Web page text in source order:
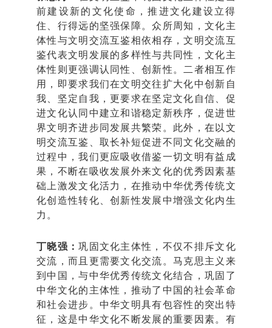
前建设新的文化使命，推进文化建设立得
住、行得远的坚强保障。众所周知，文化主
体性与文明交流互鉴相依相存，文明交流互
鉴代表文明发展的多样性与共同性，文化主
体性则更强调认同性、创新性。二者相互作
用，即要求我们在文明交往扩大化中创新自
我、坚定自我，更要求在坚定文化自信、促
进文化认同中建立和谐稳定新秩序，促进世
界文明齐进步同发展共繁荣。此外，在以文
明交流互鉴、取长补短促进不同文化交融的
过程中，我们更应吸收借鉴一切文明有益成
果，不断在吸收发展外来文化的优秀因素基
础上激发文化活力，在推动中华优秀传统文
化创造性转化、创新性发展中增强文化内生
力。
丁晓强：巩固文化主体性，不仅不排斥文化
交流，而且更需要文化交流。马克思主义来
到中国，与中华优秀传统文化结合，巩固了
中华文化的主体性，推动了中国的社会革命
和社会进步。中华文明具有包容性的突出特
征，这是中华文化不断发展的重要因素。有